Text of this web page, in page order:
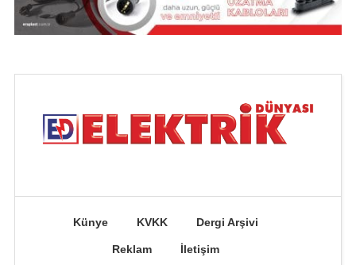
Künye KVKK Dergi Arşivi
Reklam İletişim